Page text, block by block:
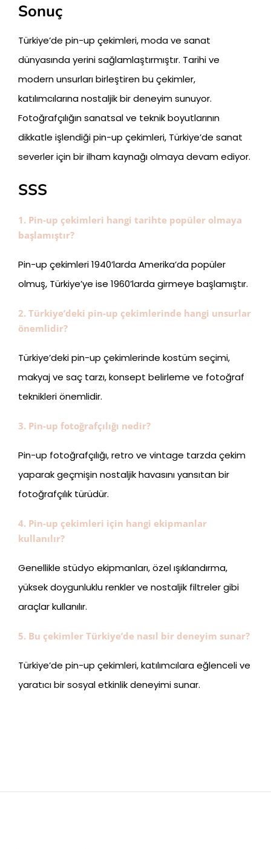
Sonuç
Türkiye’de pin-up çekimleri, moda ve sanat
dünyasında yerini sağlamlaştırmıştır. Tarihi ve
modern unsurları birleştiren bu çekimler,
katılımcılarına nostaljik bir deneyim sunuyor.
Fotoğrafçılığın sanatsal ve teknik boyutlarının
dikkatle işlendiği pin-up çekimleri, Türkiye’de sanat
severler için bir ilham kaynağı olmaya devam ediyor.
SSS
1. Pin-up çekimleri hangi tarihte popüler olmaya
başlamıştır?
Pin-up çekimleri 1940’larda Amerika’da popüler
olmuş, Türkiye’ye ise 1960’larda girmeye başlamıştır.
2. Türkiye’deki pin-up çekimlerinde hangi unsurlar
önemlidir?
Türkiye’deki pin-up çekimlerinde kostüm seçimi,
makyaj ve saç tarzı, konsept belirleme ve fotoğraf
teknikleri önemlidir.
3. Pin-up fotoğrafçılığı nedir?
Pin-up fotoğrafçılığı, retro ve vintage tarzda çekim
yaparak geçmişin nostaljik havasını yansıtan bir
fotoğrafçılık türüdür.
4. Pin-up çekimleri için hangi ekipmanlar
kullanılır?
Genellikle stüdyo ekipmanları, özel ışıklandırma,
yüksek doygunluklu renkler ve nostaljik filtreler gibi
araçlar kullanılır.
5. Bu çekimler Türkiye’de nasıl bir deneyim sunar?
Türkiye’de pin-up çekimleri, katılımcılara eğlenceli ve
yaratıcı bir sosyal etkinlik deneyimi sunar.